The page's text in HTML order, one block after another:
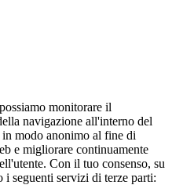
monitorare il
navigazione all'interno del
modo anonimo al fine di
e migliorare continuamente
Con il tuo consenso, su
seguenti servizi di terze parti: